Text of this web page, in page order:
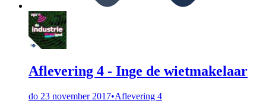
Aflevering 4 - Inge de wietmakelaar
do 23 november 2017•Aflevering 4